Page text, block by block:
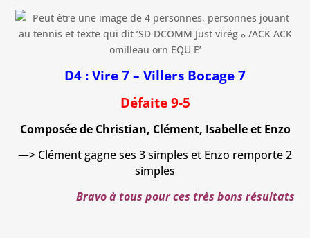
D4 : Vire 7 – Villers Bocage 7
Défaite 9-5
Composée de Christian, Clément, Isabelle et Enzo
—> Clément gagne ses 3 simples et Enzo remporte 2
simples
Bravo à tous pour ces très bons résultats